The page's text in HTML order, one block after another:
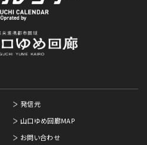
発信元
山口ゆめ回廊MAP
お問い合わせ